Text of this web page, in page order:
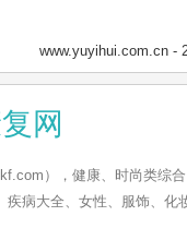
www.yuyihui.com.cn -
网
），健康、时尚类综
疾病大全、女性、服饰、化